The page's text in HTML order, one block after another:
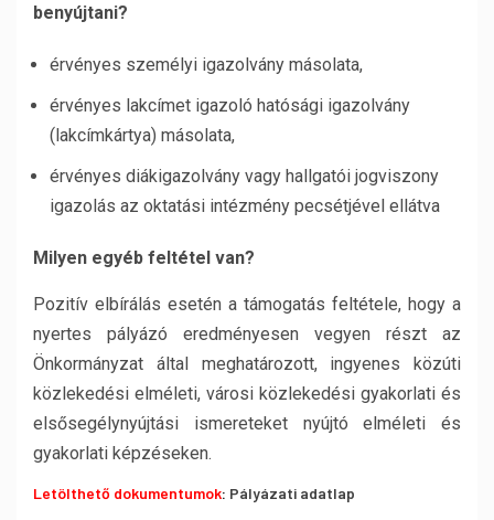
benyújtani?
érvényes személyi igazolvány másolata,
érvényes lakcímet igazoló hatósági igazolvány
(lakcímkártya) másolata,
érvényes diákigazolvány vagy hallgatói jogviszony
igazolás az oktatási intézmény pecsétjével ellátva
Milyen egyéb feltétel van?
Pozitív elbírálás esetén a támogatás feltétele, hogy a
nyertes pályázó eredményesen vegyen részt az
Önkormányzat által meghatározott, ingyenes közúti
közlekedési elméleti, városi közlekedési gyakorlati és
elsősegélynyújtási ismereteket nyújtó elméleti és
gyakorlati képzéseken.
Letölthető dokumentumok: Pályázati adatlap